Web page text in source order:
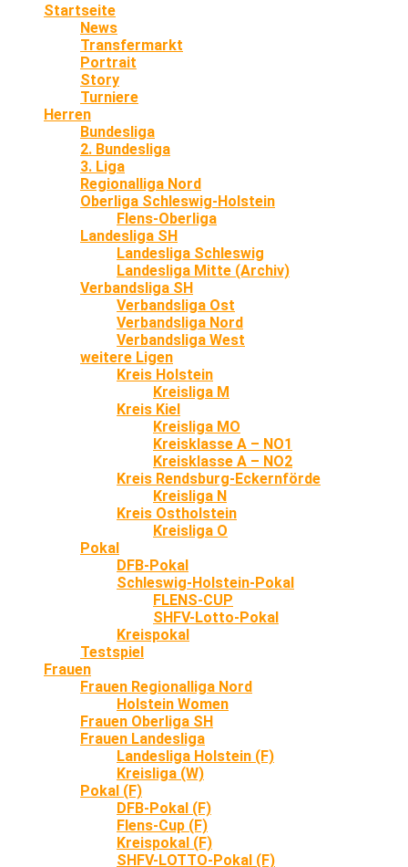
Startseite
News
Transfermarkt
Portrait
Story
Turniere
Herren
Bundesliga
2. Bundesliga
3. Liga
Regionalliga Nord
Oberliga Schleswig-Holstein
Flens-Oberliga
Landesliga SH
Landesliga Schleswig
Landesliga Mitte (Archiv)
Verbandsliga SH
Verbandsliga Ost
Verbandsliga Nord
Verbandsliga West
weitere Ligen
Kreis Holstein
Kreisliga M
Kreis Kiel
Kreisliga MO
Kreisklasse A – NO1
Kreisklasse A – NO2
Kreis Rendsburg-Eckernförde
Kreisliga N
Kreis Ostholstein
Kreisliga O
Pokal
DFB-Pokal
Schleswig-Holstein-Pokal
FLENS-CUP
SHFV-Lotto-Pokal
Kreispokal
Testspiel
Frauen
Frauen Regionalliga Nord
Holstein Women
Frauen Oberliga SH
Frauen Landesliga
Landesliga Holstein (F)
Kreisliga (W)
Pokal (F)
DFB-Pokal (F)
Flens-Cup (F)
Kreispokal (F)
SHFV-LOTTO-Pokal (F)